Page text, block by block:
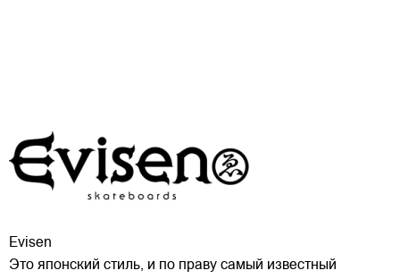
Evisen
Это японский стиль, и по праву самый известный